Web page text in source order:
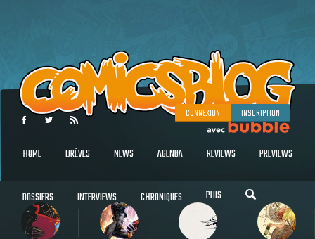
CONNEXION INSCRIPTION
HOME BRÈVES NEWS AGENDA REVIEWS PREVIEWS
DOSSIERS INTERVIEWS CHRONIQUES PLUS